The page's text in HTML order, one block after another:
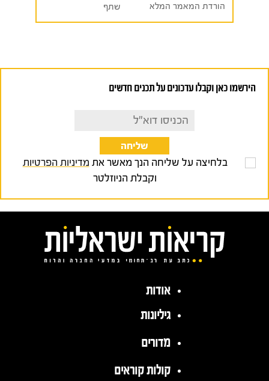
הורדת המאמר המלא שתף
הירשמו כאן וקבלו עדכונים על תכנים חדשים
בלחיצה על שליחה הנך מאשר את מדיניות הפרטיות
וקבלת הניוזלטר
אודות
גיליונות
מדורים
קולות קוראים